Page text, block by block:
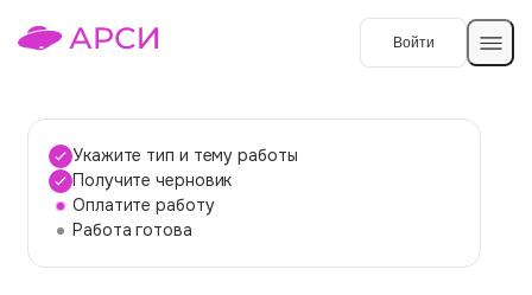
Войти
Темы работ
О сервисе
Укажите тип и тему работы
Получите черновик
Оплатите работу
Работа готова